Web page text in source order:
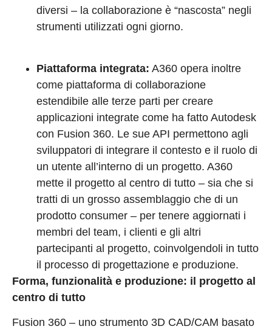
diversi – la collaborazione è “nascosta” negli
strumenti utilizzati ogni giorno.
Piattaforma integrata: A360 opera inoltre
come piattaforma di collaborazione
estendibile alle terze parti per creare
applicazioni integrate come ha fatto Autodesk
con Fusion 360. Le sue API permettono agli
sviluppatori di integrare il contesto e il ruolo di
un utente all’interno di un progetto. A360
mette il progetto al centro di tutto – sia che si
tratti di un grosso assemblaggio che di un
prodotto consumer – per tenere aggiornati i
membri del team, i clienti e gli altri
partecipanti al progetto, coinvolgendoli in tutto
il processo di progettazione e produzione.
Forma, funzionalità e produzione: il progetto al
centro di tutto
Fusion 360 – uno strumento 3D CAD/CAM basato